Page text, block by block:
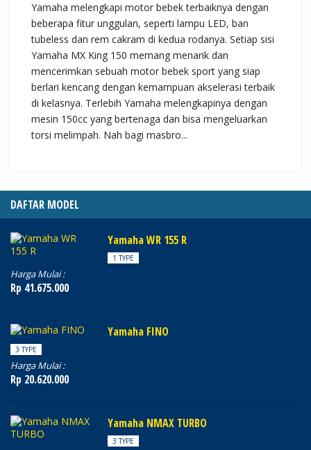
Yamaha melengkapi motor bebek terbaiknya dengan
beberapa fitur unggulan, seperti lampu LED, ban
tubeless dan rem cakram di kedua rodanya. Setiap sisi
Yamaha MX King 150 memang menarik dan
mencerimkan sebuah motor bebek sport yang siap
berlari kencang dengan kemampuan akselerasi terbaik
di kelasnya. Terlebih Yamaha melengkapinya dengan
mesin 150cc yang bertenaga dan bisa mengeluarkan
torsi melimpah. Nah bagi masbro...
DAFTAR MODEL
Yamaha WR 155 R
1 TYPE
Harga Mulai :
Rp 41.675.000
Yamaha FINO
3 TYPE
Harga Mulai :
Rp 20.620.000
Yamaha NMAX TURBO
3 TYPE